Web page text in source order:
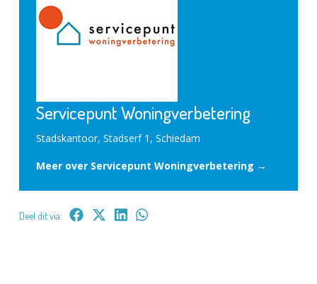
Servicepunt Woningverbetering
Stadskantoor, Stadserf 1, Schiedam
Meer over Servicepunt Woningverbetering →
Deel dit via: